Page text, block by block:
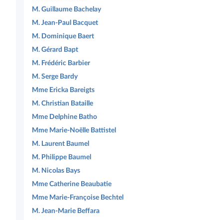
M. Guillaume Bachelay
M. Jean-Paul Bacquet
M. Dominique Baert
M. Gérard Bapt
M. Frédéric Barbier
M. Serge Bardy
Mme Ericka Bareigts
M. Christian Bataille
Mme Delphine Batho
Mme Marie-Noëlle Battistel
M. Laurent Baumel
M. Philippe Baumel
M. Nicolas Bays
Mme Catherine Beaubatie
Mme Marie-Françoise Bechtel
M. Jean-Marie Beffara